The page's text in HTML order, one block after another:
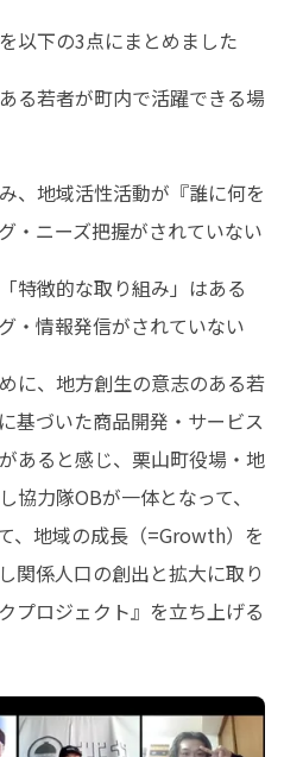
以下の3点にまとめました
る若者が町内で活躍できる場
、地域活性活動が『誰に何を
・ニーズ把握がされていない
特徴的な取り組み」はある
・情報発信がされていない
に、地方創生の意志のある若
基づいた商品開発・サービス
あると感じ、栗山町役場・地
力隊OBが一体となって、
、地域の成長（=Growth）を
関係人口の創出と拡大に取り
プロジェクト』を立ち上げる